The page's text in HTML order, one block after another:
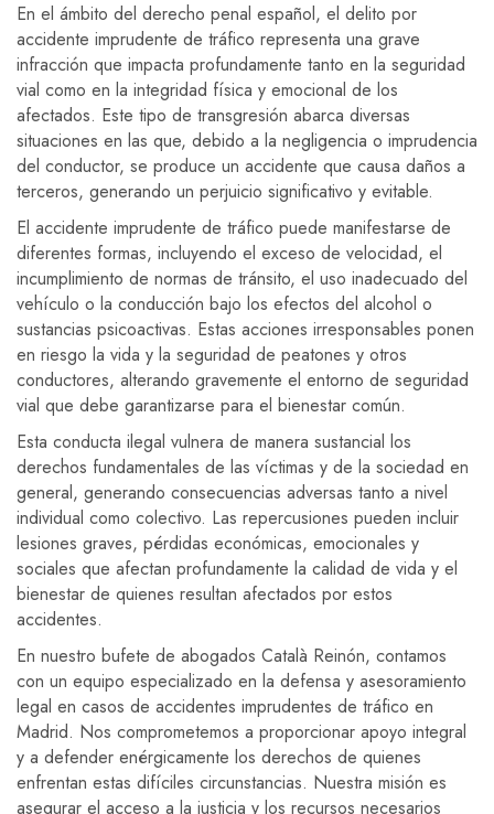
En el ámbito del derecho penal español, el delito por
accidente imprudente de tráfico representa una grave
infracción que impacta profundamente tanto en la seguridad
vial como en la integridad física y emocional de los
afectados. Este tipo de transgresión abarca diversas
situaciones en las que, debido a la negligencia o imprudencia
del conductor, se produce un accidente que causa daños a
terceros, generando un perjuicio significativo y evitable.
El accidente imprudente de tráfico puede manifestarse de
diferentes formas, incluyendo el exceso de velocidad, el
incumplimiento de normas de tránsito, el uso inadecuado del
vehículo o la conducción bajo los efectos del alcohol o
sustancias psicoactivas. Estas acciones irresponsables ponen
en riesgo la vida y la seguridad de peatones y otros
conductores, alterando gravemente el entorno de seguridad
vial que debe garantizarse para el bienestar común.
Esta conducta ilegal vulnera de manera sustancial los
derechos fundamentales de las víctimas y de la sociedad en
general, generando consecuencias adversas tanto a nivel
individual como colectivo. Las repercusiones pueden incluir
lesiones graves, pérdidas económicas, emocionales y
sociales que afectan profundamente la calidad de vida y el
bienestar de quienes resultan afectados por estos
accidentes.
En nuestro bufete de abogados Català Reinón, contamos
con un equipo especializado en la defensa y asesoramiento
legal en casos de accidentes imprudentes de tráfico en
Madrid. Nos comprometemos a proporcionar apoyo integral
y a defender enérgicamente los derechos de quienes
enfrentan estas difíciles circunstancias. Nuestra misión es
asegurar el acceso a la justicia y los recursos necesarios